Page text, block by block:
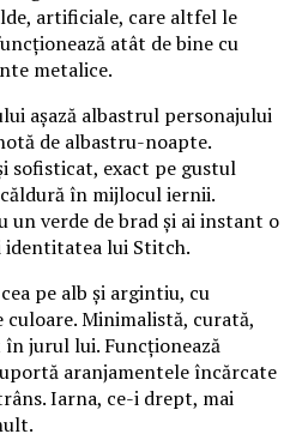
artificiale, care altfel le
atât de bine cu
metalice.
așază albastrul personajului
de albastru-noapte.
sofisticat, exact pe gustul
în mijlocul iernii.
un verde de brad și ai instant o
identitatea lui Stitch.
pe alb și argintiu, cu
Minimalistă, curată,
jurul lui. Funcționează
aranjamentele încărcate
Iarna, ce-i drept, mai